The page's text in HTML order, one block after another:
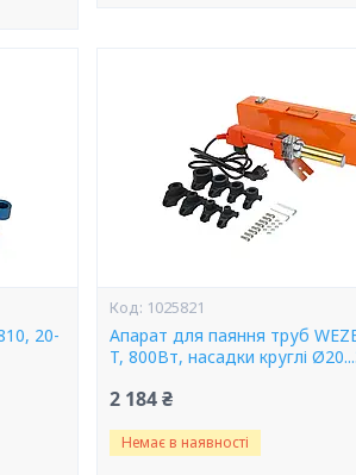
20-
1025821
Апарат для паяння труб
T, 800Вт, насадки круглі
2 184 ₴
Немає в наявності